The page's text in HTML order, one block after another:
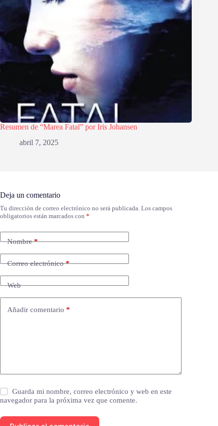
Resumen de “Marea Fatal” por Iris Johansen
abril 7, 2025
Deja un comentario
Tu dirección de correo electrónico no será publicada. Los campos
obligatorios están marcados con *
Nombre*
Correo electrónico*
Web
Añadir comentario *
Guarda mi nombre, correo electrónico y web en este
navegador para la próxima vez que comente.